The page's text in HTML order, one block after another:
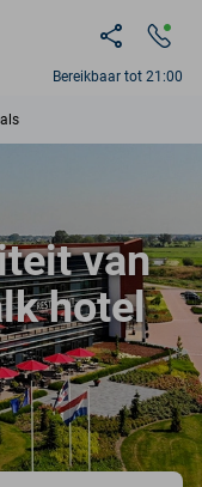
Bereikbaar tot 21:00
9,4
van
hotel